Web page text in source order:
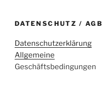
DATENSCHUTZ / AGB
Datenschutzerklärung
Allgemeine
Geschäftsbedingungen